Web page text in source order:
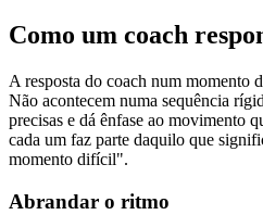
Como um coach
A resposta do coach num momento
Não acontecem numa sequência
precisas e dá ênfase ao movimento
cada um faz parte daquilo que
momento difícil".
Abrandar o ritmo